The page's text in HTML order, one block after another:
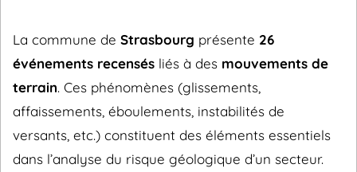
La commune de Strasbourg présente 26
événements recensés liés à des mouvements de
terrain. Ces phénomènes (glissements,
affaissements, éboulements, instabilités de
versants, etc.) constituent des éléments essentiels
dans l’analyse du risque géologique d’un secteur.